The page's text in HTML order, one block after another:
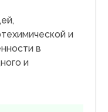
и
в
и